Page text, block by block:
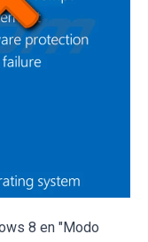
8 en "Modo